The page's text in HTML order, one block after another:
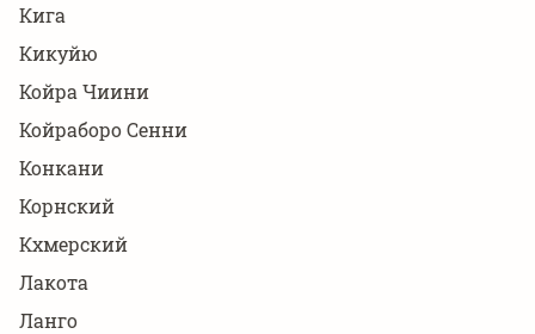
Кига
Кикуйю
Койра Чиини
Койраборо Сенни
Конкани
Корнский
Кхмерский
Лакота
Ланго